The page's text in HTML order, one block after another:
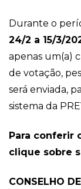
Durante o
24/2 a 15/3/
apenas um(a)
de votação,
será enviada,
sistema da
Para conferir
clique sobre
CONSELHO